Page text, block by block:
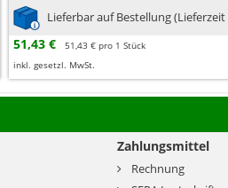
Lieferbar auf Bestellung
51,43 €
51,43 € pro 1 Stück
inkl. gesetzl. MwSt.
Zahlungsmittel
Rechnung